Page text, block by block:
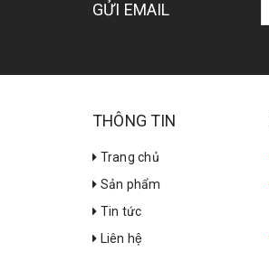
GỬI EMAIL
THÔNG TIN
Trang chủ
Sản phẩm
Tin tức
Liên hệ